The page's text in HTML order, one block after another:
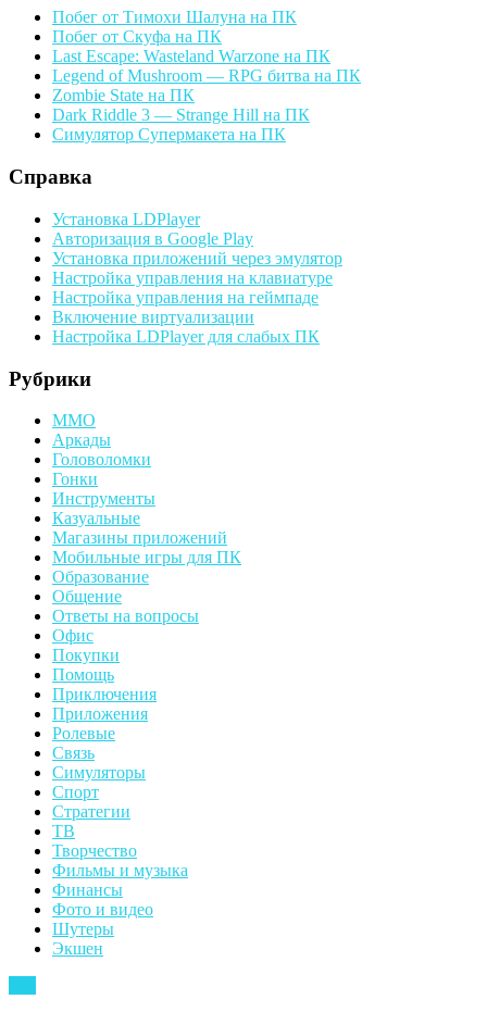
Побег от Тимохи Шалуна на ПК
Побег от Скуфа на ПК
Last Escape: Wasteland Warzone на ПК
Legend of Mushroom — RPG битва на ПК
Zombie State на ПК
Dark Riddle 3 — Strange Hill на ПК
Симулятор Супермакета на ПК
Справка
Установка LDPlayer
Авторизация в Google Play
Установка приложений через эмулятор
Настройка управления на клавиатуре
Настройка управления на геймпаде
Включение виртуализации
Настройка LDPlayer для слабых ПК
Рубрики
MMO
Аркады
Головоломки
Гонки
Инструменты
Казуальные
Магазины приложений
Мобильные игры для ПК
Образование
Общение
Ответы на вопросы
Офис
Покупки
Помощь
Приключения
Приложения
Ролевые
Связь
Симуляторы
Спорт
Стратегии
ТВ
Творчество
Фильмы и музыка
Финансы
Фото и видео
Шутеры
Экшен